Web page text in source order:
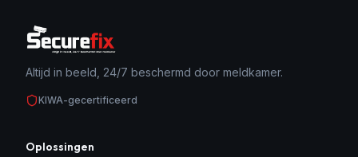
Altijd in beeld, 24/7 beschermd door meldkamer.
KIWA-gecertificeerd
Oplossingen